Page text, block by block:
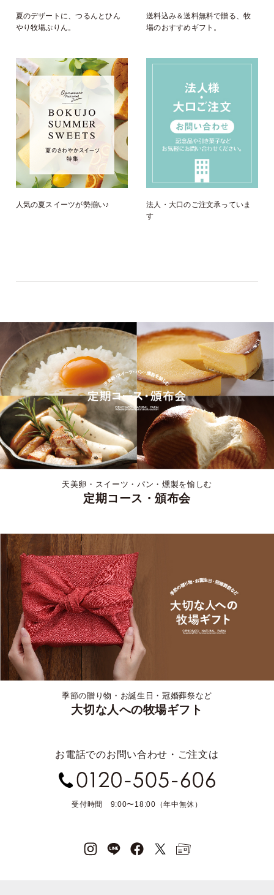
夏のデザートに、つるんとひん
やり牧場ぷりん。
送料込み＆送料無料で贈る、牧
場のおすすめギフト。
人気の夏スイーツが勢揃い♪
法人・大口のご注文承っていま
す
天美卵・スイーツ・パン・燻製を愉しむ
定期コース・頒布会
季節の贈り物・お誕生日・冠婚葬祭など
大切な人への牧場ギフト
お電話でのお問い合わせ・ご注文は
受付時間 9:00〜18:00（年中無休）